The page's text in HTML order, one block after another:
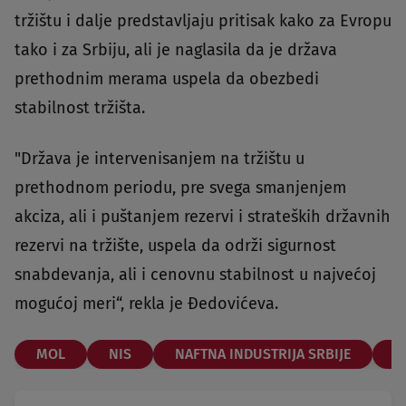
tržištu i dalje predstavljaju pritisak kako za Evropu
tako i za Srbiju, ali je naglasila da je država
prethodnim merama uspela da obezbedi
stabilnost tržišta.
"Država je intervenisanjem na tržištu u
prethodnom periodu, pre svega smanjenjem
akciza, ali i puštanjem rezervi i strateških državnih
rezervi na tržište, uspela da održi sigurnost
snabdevanja, ali i cenovnu stabilnost u najvećoj
mogućoj meri“, rekla je Đedovićeva.
MOL NIS NAFTNA INDUSTRIJA SRBIJE